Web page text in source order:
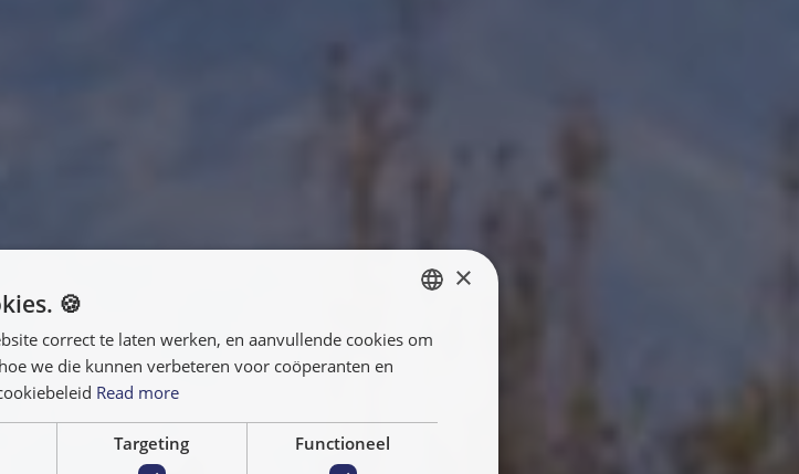
ENGLISH
FRANÇAIS
×
🍪
correct te laten werken, en aanvullende cookies om
we die kunnen verbeteren voor coöperanten en
Read more
Targeting Functioneel